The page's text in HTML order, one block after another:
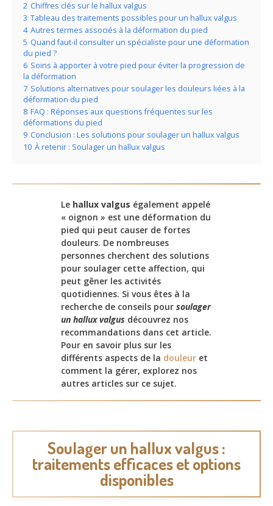
2 Chiffres clés sur le hallux valgus
3 Tableau des traitements possibles pour un hallux valgus
4 Autres termes associés à la déformation du pied
5 Quand faut-il consulter un spécialiste pour une déformation
du pied ?
6 Soins à apporter à votre pied pour éviter la progression de
la déformation
7 Solutions alternatives pour soulager les douleurs liées à la
déformation du pied
8 FAQ : Réponses aux questions fréquentes sur les
déformations du pied
9 Conclusion : Les solutions pour soulager un hallux valgus
10 À retenir : Soulager un hallux valgus
Le hallux valgus également appelé
« oignon » est une déformation du
pied qui peut causer de fortes
douleurs. De nombreuses
personnes cherchent des solutions
pour soulager cette affection, qui
peut gêner les activités
quotidiennes. Si vous êtes à la
recherche de conseils pour soulager
un hallux valgus découvrez nos
recommandations dans cet article.
Pour en savoir plus sur les
différents aspects de la douleur et
comment la gérer, explorez nos
autres articles sur ce sujet.
Soulager un hallux valgus :
traitements efficaces et options
disponibles